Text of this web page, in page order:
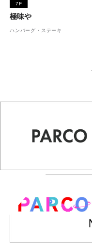
7F
極味や
ハンバーグ・ステーキ